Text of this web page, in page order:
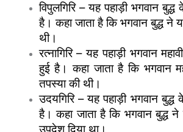
विपुलगिरि – यह पहाड़ी भगवान
है। कहा जाता है कि भगवान बुद्ध ने
थी।
रत्नागिरि – यह पहाड़ी भगवान
हुई है। कहा जाता है कि भगवान
तपस्या की थी।
उदयगिरि – यह पहाड़ी भगवान
है। कहा जाता है कि भगवान बुद्ध